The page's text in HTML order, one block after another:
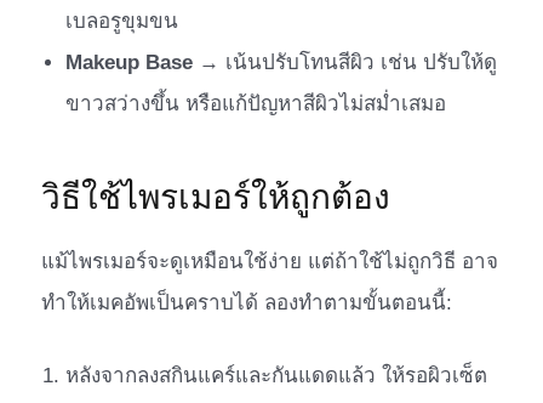
เบลอรูขุมขน
Makeup Base → เน้นปรับโทนสีผิว เช่น ปรับให้ดู
ขาวสว่างขึ้น หรือแก้ปัญหาสีผิวไม่สม่ำเสมอ
วิธีใช้ไพรเมอร์ให้ถูกต้อง
แม้ไพรเมอร์จะดูเหมือนใช้ง่าย แต่ถ้าใช้ไม่ถูกวิธี อาจ
ทำให้เมคอัพเป็นคราบได้ ลองทำตามขั้นตอนนี้:
หลังจากลงสกินแคร์และกันแดดแล้ว ให้รอผิวเซ็ต